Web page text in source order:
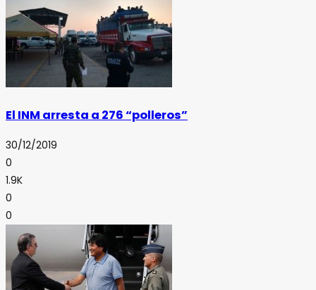
El INM arresta a 276 “polleros”
30/12/2019
0
1.9K
0
0